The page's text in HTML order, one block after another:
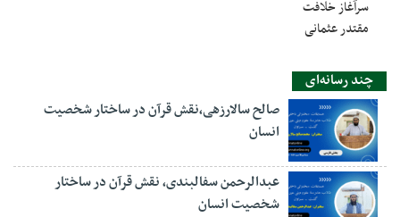
چند رسانه‌ای
صالح سالارزهی،‌نقش قرآن در ساختار شخصیت
انسان
عبدالرحمن سفالبندی، نقش قرآن در ساختار
شخصیت انسان